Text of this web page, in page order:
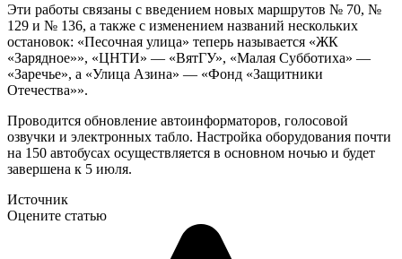
Эти работы связаны с введением новых маршрутов № 70, №
129 и № 136, а также с изменением названий нескольких
остановок: «Песочная улица» теперь называется «ЖК
«Зарядное»», «ЦНТИ» — «ВятГУ», «Малая Субботиха» —
«Заречье», а «Улица Азина» — «Фонд «Защитники
Отечества»».
Проводится обновление автоинформаторов, голосовой
озвучки и электронных табло. Настройка оборудования почти
на 150 автобусах осуществляется в основном ночью и будет
завершена к 5 июля.
Источник
Оцените статью